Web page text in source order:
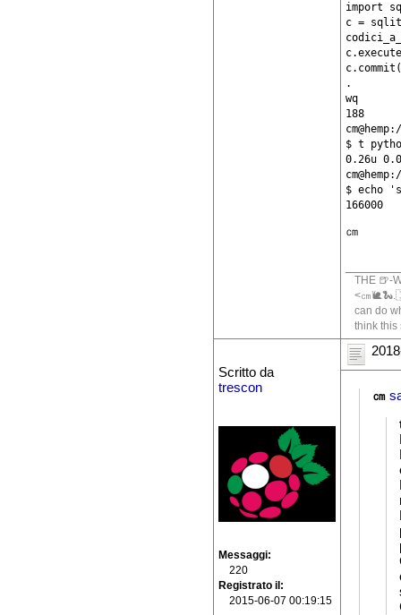
import
c =
.
wq
188
$ t
0.26u
$ echo
166000
㎝
THE 🍺-
<㎝
can do
think this
Scritto da
trescon
Messaggi
220
Registrato il
2015-06-07 00:19:15
㎝